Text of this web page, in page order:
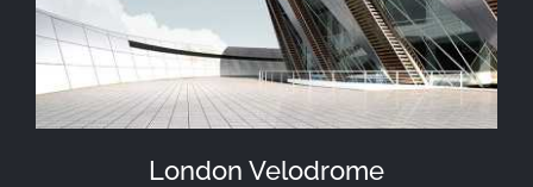
London Velodrome